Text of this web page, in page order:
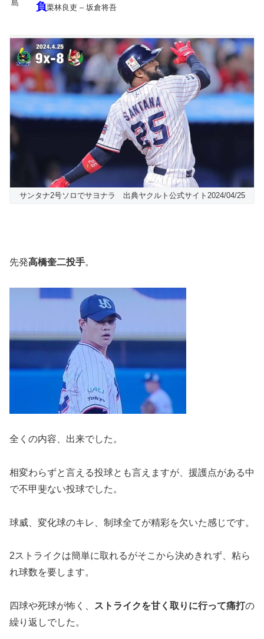
負栗林良吏 – 坂倉将吾
サンタナ2号ソロでサヨナラ 出典ヤクルト公式サイト2024/04/25
先発高橋奎二投手。
全くの内容、出来でした。
相変わらずと言える投球とも言えますが、援護点がある中
で不甲斐ない投球でした。
球威、変化球のキレ、制球全てが精彩を欠いた感じです。
2ストライクは簡単に取れるがそこから決めきれず、粘ら
れ球数を要します。
四球や死球が怖く、 ストライクを甘く取りに行って痛打の
繰り返しでした。